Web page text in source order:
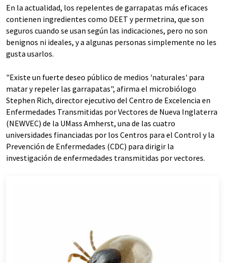
En la actualidad, los repelentes de garrapatas más eficaces
contienen ingredientes como DEET y permetrina, que son
seguros cuando se usan según las indicaciones, pero no son
benignos ni ideales, y a algunas personas simplemente no les
gusta usarlos.
"Existe un fuerte deseo público de medios 'naturales' para
matar y repeler las garrapatas", afirma el microbiólogo
Stephen Rich, director ejecutivo del Centro de Excelencia en
Enfermedades Transmitidas por Vectores de Nueva Inglaterra
(NEWVEC) de la UMass Amherst, una de las cuatro
universidades financiadas por los Centros para el Control y la
Prevención de Enfermedades (CDC) para dirigir la
investigación de enfermedades transmitidas por vectores.